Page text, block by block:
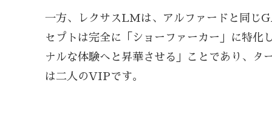
一方、レクサスLMは、アルファードと同じ
セプトは完全に「ショーファーカー」に特
ナルな体験へと昇華させる」ことであり、タ
は二人のVIPです。